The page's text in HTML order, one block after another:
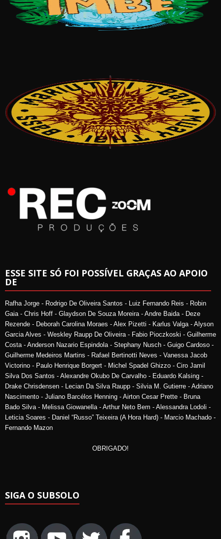
ESSE SITE SÓ FOI POSSÍVEL GRAÇAS AO APOIO
DE
Rafha Jorge - Rodrigo De Oliveira Santos - Luiz Fernando Reis - Robin
Gaia - Chris Hoff - Glaydson De Souza Moreira - Andre Baida - Deze
Rezende - Deborah Carolina Moraes - Alex Pizetti - Karlus Valga - Alyson
Garcia Alves - Weskley Raupp De Oliveira - Fabio Pioczkoski - Guilherme
Costa - Anderson Nazario Espindola - Stephany Nusch - Guigo Cardoso -
Guilherme Medeiros Martins - Rafael Bertinotti Neves - Vanessa Jacob
Victorino - Paulo Henrique Borgert - Michel Spadel Ghizzo - Ciro Jamil
Silva Dos Santos - Alexandre Okubo De Carvalho - Eduardo Kalsing -
Drake Chrisdensen - Lecian Da Silva Raupp - Silvia M. Gutierre - Adriano
Nascimento - Juliano Barcélos Henning - Airton Cesar Prette - Bruna
Bado Silva - Melissa Giowanella - Arthur Neto Bem - Alessandra Lodoli -
Leticia Soares - Daniel “Russo” Teixeira (A Hora Hard) - Marcio Machado -
Fernando Mazon
OBRIGADO!
SIGA O SUBSOLO